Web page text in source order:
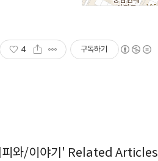
4 구독하기
와/이야기' Related Articles